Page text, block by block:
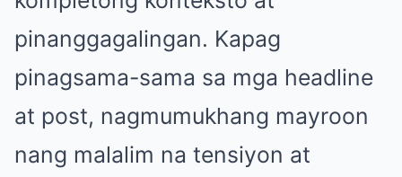
pinanggagalingan. Kapag
pinagsama-sama sa mga headline
at post, nagmumukhang mayroon
nang malalim na tensiyon at